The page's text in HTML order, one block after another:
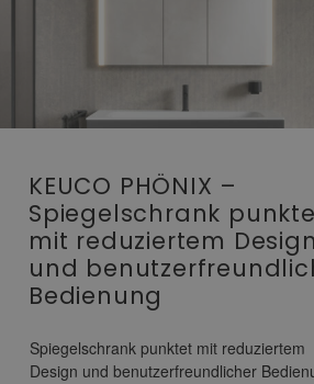
KEUCO PHÖNIX –
Spiegelschrank
mit reduziertem Design
und
Bedienung
Spiegelschrank punktet mit reduziertem
Design und benutzerfreundlicher